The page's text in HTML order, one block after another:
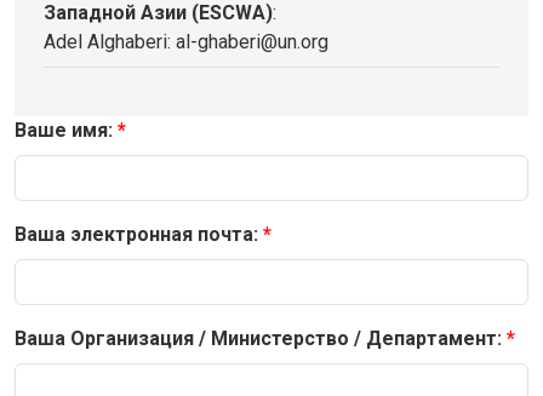
Западной Азии (ESCWA):
Adel Alghaberi: al-ghaberi@un.org
Ваше имя:
Ваша электронная почта:
Ваша Организация / Министерство / Департамент: